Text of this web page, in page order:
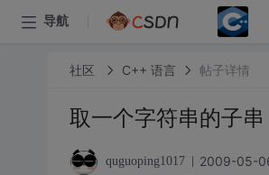
导航
社区 C++ 语言 帖子详情
取一个字符串的子串
quguoping1017 2009-05-